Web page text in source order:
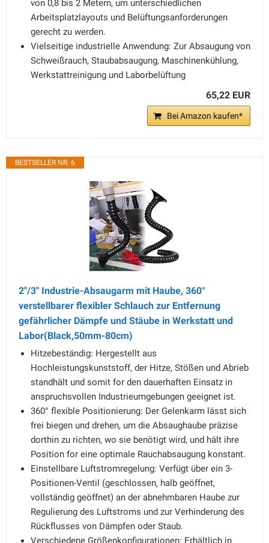
von 0,8 bis 2 Metern, um unterschiedlichen
Arbeitsplatzlayouts und Belüftungsanforderungen
gerecht zu werden.
Vielseitige industrielle Anwendung: Zur Absaugung von
Schweißrauch, Staubabsaugung, Maschinenkühlung,
Werkstattreinigung und Laborbelüftung
65,22 EUR
Bei Amazon kaufen*
BESTSELLER NR. 6
2"/3" Industrie-Absaugarm mit Haube, 360°
verstellbarer flexibler Schlauch zur Entfernung
gefährlicher Dämpfe und Stäube in Werkstatt und
Labor(Black,50mm-80cm)
Hitzebeständig: Hergestellt aus
Hochleistungskunststoff, der Hitze, Stößen und Abrieb
standhält und somit for den dauerhaften Einsatz in
anspruchsvollen Industrieumgebungen geeignet ist.
360° flexible Positionierung: Der Gelenkarm lässt sich
frei biegen und drehen, um die Absaughaube präzise
dorthin zu richten, wo sie benötigt wird, und hält ihre
Position for eine optimale Rauchabsaugung konstant.
Einstellbare Luftstromregelung: Verfügt über ein 3-
Positionen-Ventil (geschlossen, halb geöffnet,
vollständig geöffnet) an der abnehmbaren Haube zur
Regulierung des Luftstroms und zur Verhinderung des
Rückflusses von Dämpfen oder Staub.
Verschiedene Größenkonfigurationen: Erhältlich in